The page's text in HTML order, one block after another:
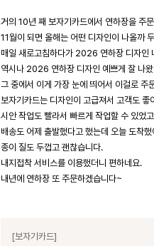
거의 10년 째 보자기카드에서 연하장을 주
11월이 되면 올해는 어떤 디자인이 나올까
매일 새로고침하다가 2026 연하장 디자인
역시나 2026 연하장 디자인 예쁘게 잘 나
그 중에서 이게 가장 눈에 띄어서 이걸로 주
보자기카드는 디자인이 고급져서 고객도 좋
시안 작업도 빨라서 빠르게 작업할 수 있었
배송도 어제 출발했다고 했는데 오늘 도착했
종이 질도 두껍고 괜찮습니다.
내지접착 서비스를 이용했더니 편하네요.
내년에 연하장 또 주문하겠습니다~
[보자기카드]